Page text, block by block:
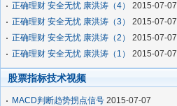
正确理财 安全无忧 康洪涛（4）
2015-07-07
正确理财 安全无忧 康洪涛（3）
2015-07-07
正确理财 安全无忧 康洪涛（2）
2015-07-07
正确理财 安全无忧 康洪涛（1）
2015-07-07
股票指标技术视频
MACD判断趋势拐点信号 2015-07-07